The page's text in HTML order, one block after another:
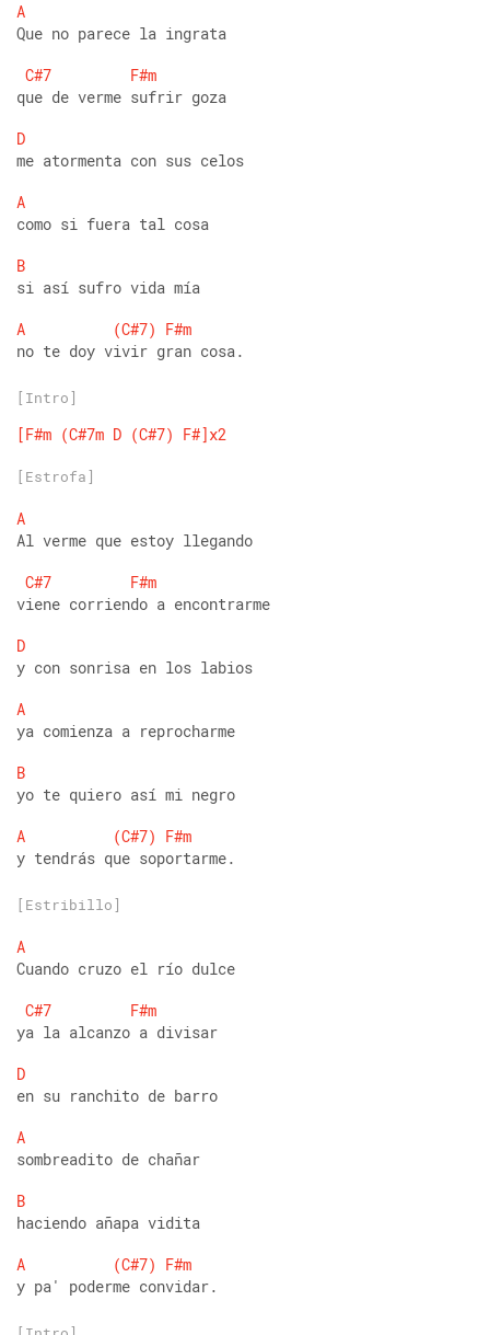
A
Que no parece la ingrata
C#7
F#m
que de verme sufrir goza
D
me atormenta con sus celos
A
como si fuera tal cosa
B
si así sufro vida mía
A
(C#7) F#m
no te doy vivir gran cosa.
[Intro]
[F#m (C#7m D (C#7) F#]x2
[Estrofa]
A
Al verme que estoy llegando
C#7
F#m
viene corriendo a encontrarme
D
y con sonrisa en los labios
A
ya comienza a reprocharme
B
yo te quiero así mi negro
A
(C#7) F#m
y tendrás que soportarme.
[Estribillo]
A
Cuando cruzo el río dulce
C#7
F#m
ya la alcanzo a divisar
D
en su ranchito de barro
A
sombreadito de chañar
B
haciendo añapa vidita
A
(C#7) F#m
y pa' poderme convidar.